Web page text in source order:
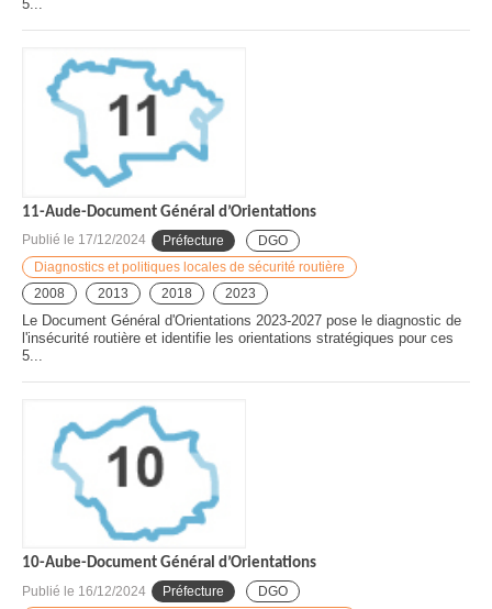
5...
11-Aude-Document Général d’Orientations
Publié le 17/12/2024 Préfecture
DGO
Diagnostics et politiques locales de sécurité routière
2008
2013 2018 2023
Le Document Général d'Orientations 2023-2027 pose le diagnostic de
l'insécurité routière et identifie les orientations stratégiques pour ces
5...
10-Aube-Document Général d’Orientations
Publié le 16/12/2024 Préfecture
DGO